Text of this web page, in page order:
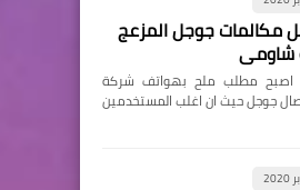
مكالمات جوجل المزعج
شاومي
اصبح مطلب ملح بهواتف شركة
جوجل حيث ان اغلب المستخدمين